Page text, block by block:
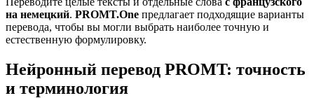
на немецкий. PROMT.One предлагает подходящие варианты
перевода, чтобы вы могли выбрать наиболее точную и
естественную формулировку.
Нейронный перевод PROMT: точность
и терминология